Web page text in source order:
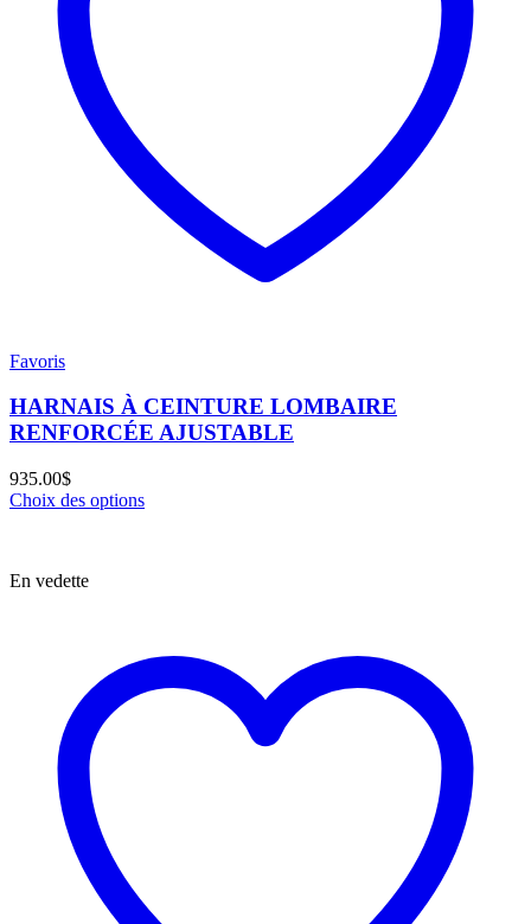
Favoris
HARNAIS À CEINTURE LOMBAIRE
RENFORCÉE AJUSTABLE
935.00$
Choix des options
En vedette